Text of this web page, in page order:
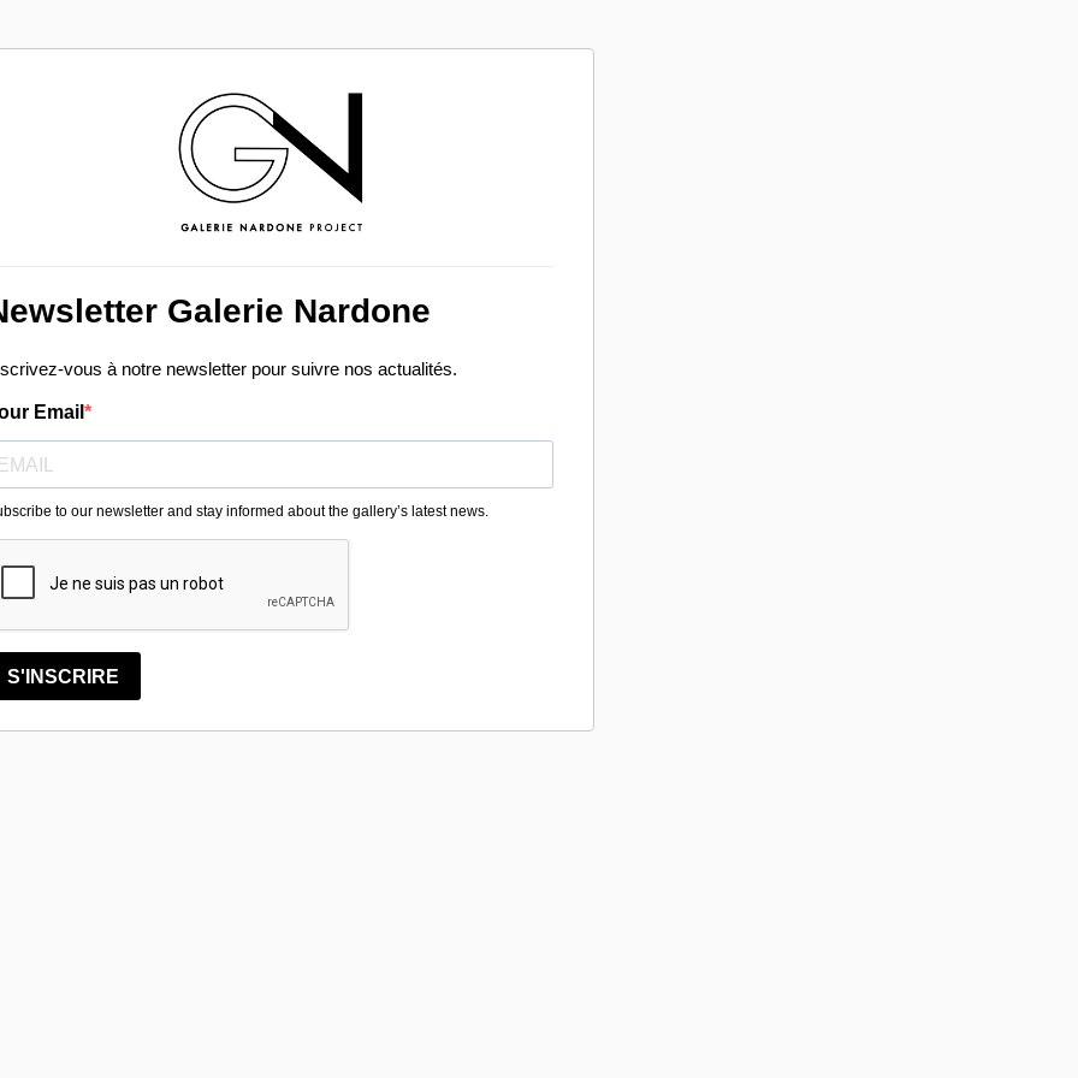
Galerie Nardone
vous à notre newsletter pour suivre nos actualités.
Email
to our newsletter and stay informed about the gallery’s latest news.
S'INSCRIRE